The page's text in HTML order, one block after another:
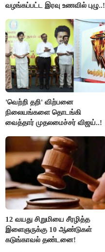
வழங்கப்பட்ட இரவு உணவில் புழு..!
'வெற்றி தறி' விற்பனை
நிலையங்களை தொடங்கி
வைத்தார் முதலமைச்சர் விஜய்..!
12 வயது சிறுமியை சீரழித்த
இளைஞருக்கு 10 ஆண்டுகள்
கடுங்காவல் தண்டனை!